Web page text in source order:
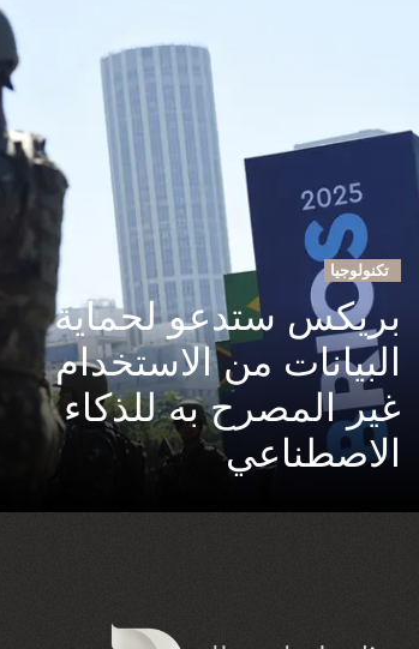
تكنولوجيا
بريكس ستدعو لحماية
البيانات من الاستخدام
غير المصرح به للذكاء
الاصطناعي